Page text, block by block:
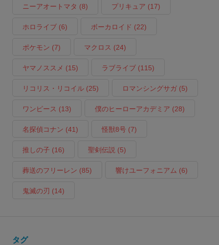
ニーアオートマタ (8) プリキュア (17)
ホロライブ(6) ボーカロイド (22)
ポケモン (7) マクロス (24)
ヤマノススメ (15) ラブライブ(115)
リコリス・リコイル(25) ロマンシングサガ(5)
ワンピース (13) 僕のヒーローアカデミア (28)
名探偵コナン (41) 怪獣8号(7)
推しの子 (16) 聖剣伝説 (5)
葬送のフリーレン (85) 響けユーフォニアム (6)
鬼滅の刃 (14)
タグ